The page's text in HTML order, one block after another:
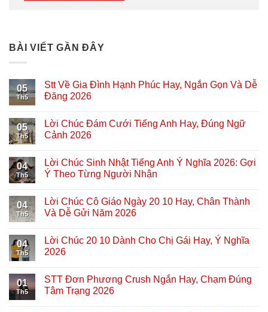
BÀI VIẾT GẦN ĐÂY
05
Th5
Stt Về Gia Đình Hạnh Phúc Hay, Ngắn Gọn Và Dễ
Đăng 2026
05
Th5
Lời Chúc Đám Cưới Tiếng Anh Hay, Đúng Ngữ
Cảnh 2026
04
Th5
Lời Chúc Sinh Nhật Tiếng Anh Ý Nghĩa 2026: Gợi
Ý Theo Từng Người Nhận
04
Th5
Lời Chúc Cô Giáo Ngày 20 10 Hay, Chân Thành
Và Dễ Gửi Năm 2026
04
Th5
Lời Chúc 20 10 Dành Cho Chị Gái Hay, Ý Nghĩa
2026
01
Th5
STT Đơn Phương Crush Ngắn Hay, Chạm Đúng
Tâm Trạng 2026